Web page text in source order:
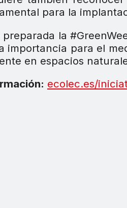
para la
la
importancia para el
en espacios
ecolec.es/